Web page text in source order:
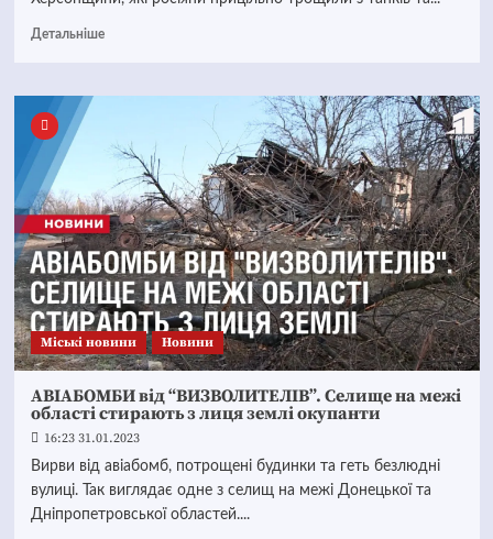
Детальніше
Mіські новини Новини
АВІАБОМБИ від “ВИЗВОЛИТЕЛІВ”. Селище на межі
області стирають з лиця землі окупанти
16:23 31.01.2023
Вирви від авіабомб, потрощені будинки та геть безлюдні
вулиці. Так виглядає одне з селищ на межі Донецької та
Дніпропетровської областей....